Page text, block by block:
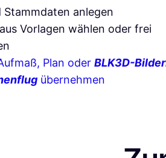
Stammdaten anlegen
Vorlagen wählen oder frei
Plan oder BLK3D-
übernehmen